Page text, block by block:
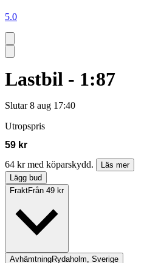
5.0
Lastbil - 1:87
Slutar 8 aug 17:40
Utropspris
59 kr
64 kr med köparskydd.
Läs mer
Lägg bud
FraktFrån 49 kr
AvhämtningRydaholm, Sverige